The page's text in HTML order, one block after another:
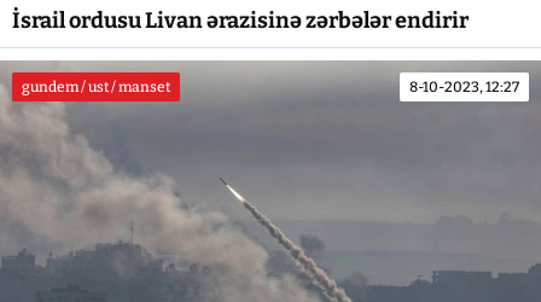
İsrail ordusu Livan ərazisinə zərbələr endirir
gundem / ust / manset 8-10-2023, 12:27